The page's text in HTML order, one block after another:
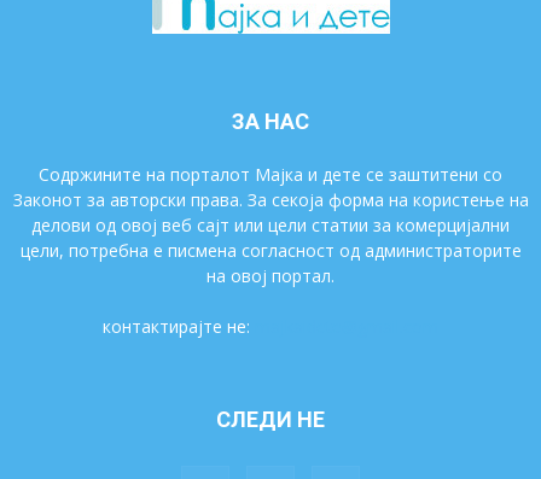
ЗА НАС
Содржините на порталот Мајка и дете се заштитени со
Законот за авторски права. За секоја форма на користење на
делови од овој веб сајт или цели статии за комерцијални
цели, потребна е писмена согласност од администраторите
на овој портал.
контактирајте не:
СЛЕДИ НЕ